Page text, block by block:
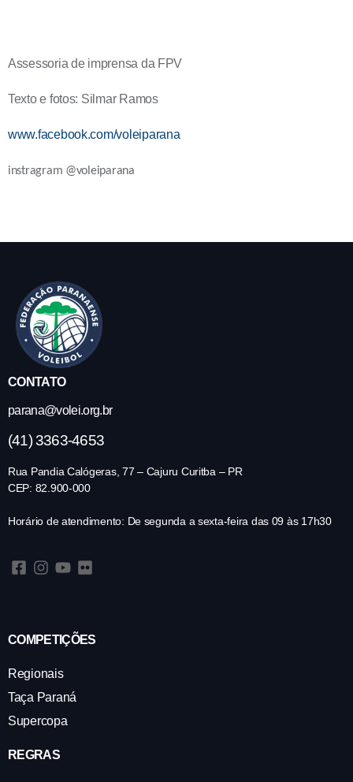
Assessoria de imprensa da FPV
Texto e fotos: Silmar Ramos
www.facebook.com/voleiparana
instragram @voleiparana
CONTATO
parana@volei.org.br
(41) 3363-4653
Rua Pandia Calógeras, 77 – Cajuru Curitba – PR
CEP: 82.900-000
Horário de atendimento: De segunda a sexta-feira das 09 às 17h30
COMPETIÇÕES
Regionais
Taça Paraná
Supercopa
REGRAS